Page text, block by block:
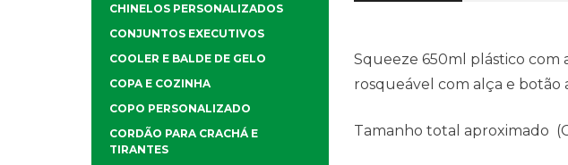
Squeeze 650ml plástico com
rosqueável com alça e botão
Tamanho total aproximado
CHINELOS PERSONALIZADOS
CONJUNTOS EXECUTIVOS
COOLER E BALDE DE GELO
COPA E COZINHA
COPO PERSONALIZADO
CORDÃO PARA CRACHÁ E
TIRANTES